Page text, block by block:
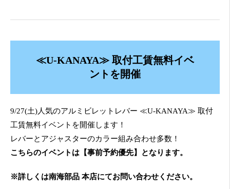
≪U-KANAYA≫ 取付工賃無料イベ
ントを開催
9/27(土)人気のアルミビレットレバー ≪U-KANAYA≫ 取付
工賃無料イベントを開催します！
レバーとアジャスターのカラー組み合わせ多数！
こちらのイベントは【事前予約優先】となります。
※詳しくは南海部品 本店にてお問い合わせください。